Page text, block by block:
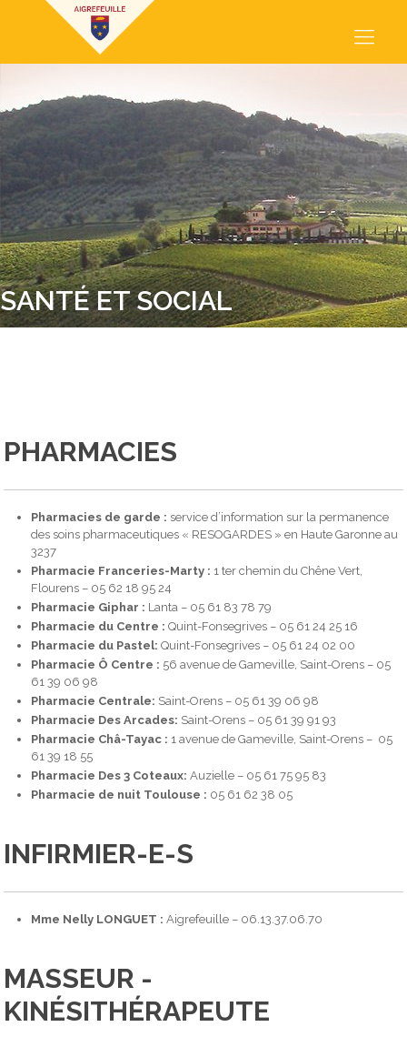
SANTÉ ET SOCIAL
PHARMACIES
Pharmacies de garde : service d’information sur la permanence
des soins pharmaceutiques « RESOGARDES » en Haute Garonne au
3237
Pharmacie Franceries-Marty : 1 ter chemin du Chêne Vert,
Flourens – 05 62 18 95 24
Pharmacie Giphar : Lanta – 05 61 83 78 79
Pharmacie du Centre : Quint-Fonsegrives – 05 61 24 25 16
Pharmacie du Pastel: Quint-Fonsegrives – 05 61 24 02 00
Pharmacie Ô Centre : 56 avenue de Gameville, Saint-Orens – 05
61 39 06 98
Pharmacie Centrale: Saint-Orens – 05 61 39 06 98
Pharmacie Des Arcades: Saint-Orens – 05 61 39 91 93
Pharmacie Châ-Tayac : 1 avenue de Gameville, Saint-Orens – 05
61 39 18 55
Pharmacie Des 3 Coteaux: Auzielle – 05 61 75 95 83
Pharmacie de nuit Toulouse : 05 61 62 38 05
INFIRMIER-E-S
Mme Nelly LONGUET :Aigrefeuille – 06.13.37.06.70
MASSEUR -
KINÉSITHÉRAPEUTE